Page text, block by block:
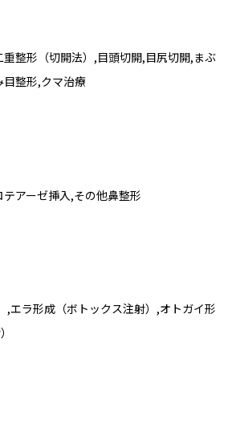
整形（切開法）,目頭切開,目尻切開,まぶ
整形,クマ治療
アーゼ挿入,その他鼻整形
,エラ形成（ボトックス注射）,オトガイ形